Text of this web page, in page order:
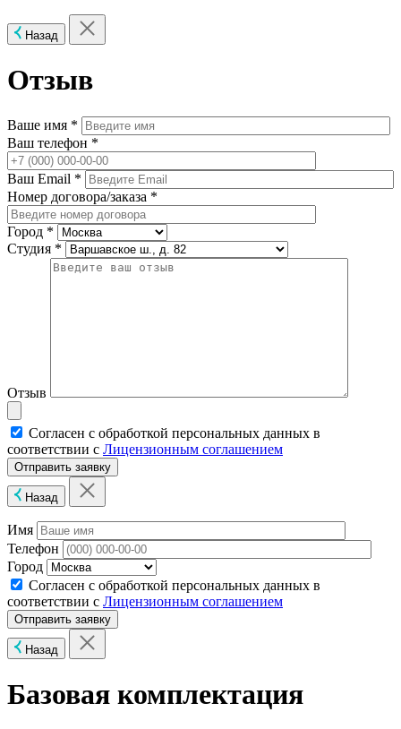
Назад
Отзыв
Ваше имя *
Ваш телефон *
Ваш Email *
Номер договора/заказа *
Город *
Студия *
Отзыв
Согласен с обработкой персональных данных в
соответствии с Лицензионным соглашением
Назад
Имя
Телефон
Город
Согласен с обработкой персональных данных в
соответствии с Лицензионным соглашением
Назад
Базовая комплектация